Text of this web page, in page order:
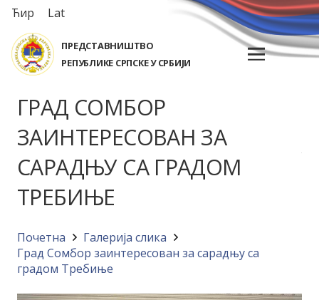
Ћир Lat
ПРЕДСТАВНИШТВО
РЕПУБЛИКЕ СРПСКЕ У СРБИЈИ
ГРАД СОМБОР
ЗАИНТЕРЕСОВАН ЗА
САРАДЊУ СА ГРАДОМ
ТРЕБИЊЕ
Почетна
Галерија слика
Град Сомбор заинтересован за сарадњу са
градом Требиње